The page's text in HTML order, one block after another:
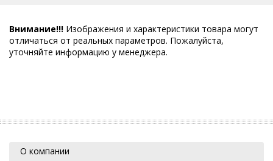
Внимание!!! Изображения и характеристики товара могут
отличаться от реальных параметров. Пожалуйста,
уточняйте информацию у менеджера.
О компании